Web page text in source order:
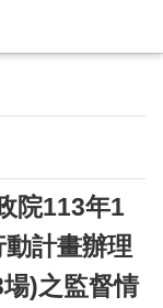
院113年1
計畫辦理
)之監督情